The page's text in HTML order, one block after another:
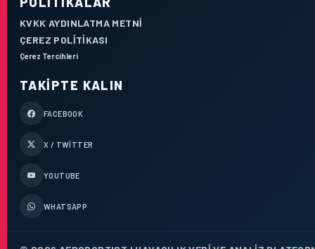
KVKK AYDINLATMA METNI
ÇEREZ POLITIKASI
Çerez Tercihleri
TAKIPTE KALIN
FACEBOOK
X / TWITTER
YOUTUBE
WHATSAPP